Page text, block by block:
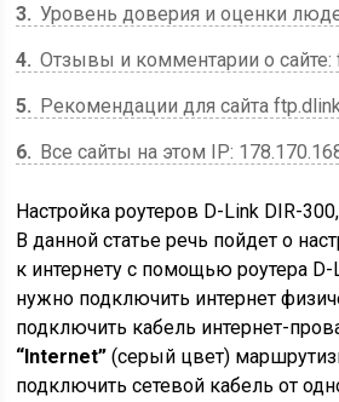
3 Уровень доверия и оценки
4 Отзывы и комментарии о сайте:
5
Рекомендации для сайта
6
Все сайты на этом IP:
Настройка роутеров D-Link DIR-
В данной статье речь пойдет о
к интернету с помощью роутера
нужно подключить интернет
подключить кабель интернет-
“Internet” (серый цвет)
подключить сетевой кабель от